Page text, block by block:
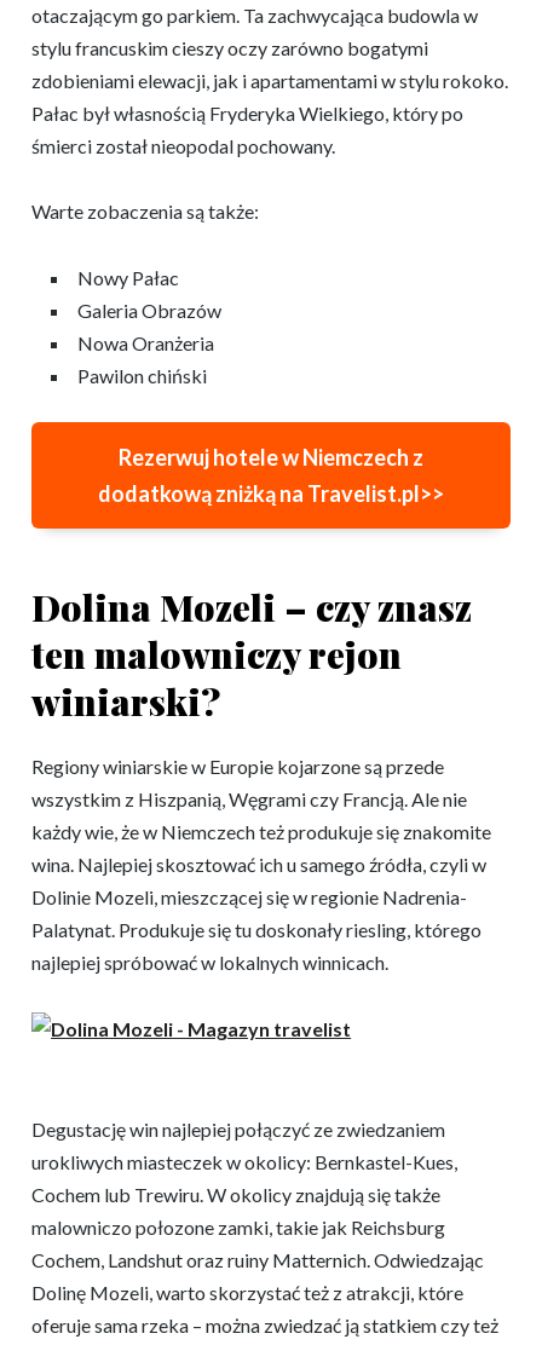
otaczającym go parkiem. Ta zachwycająca budowla w
stylu francuskim cieszy oczy zarówno bogatymi
zdobieniami elewacji, jak i apartamentami w stylu rokoko.
Pałac był własnością Fryderyka Wielkiego, który po
śmierci został nieopodal pochowany.
Warte zobaczenia są także:
Nowy Pałac
Galeria Obrazów
Nowa Oranżeria
Pawilon chiński
Rezerwuj hotele w Niemczech z
dodatkową zniżką na Travelist.pl>>
Dolina Mozeli – czy znasz
ten malowniczy rejon
winiarski?
Regiony winiarskie w Europie kojarzone są przede
wszystkim z Hiszpanią, Węgrami czy Francją. Ale nie
każdy wie, że w Niemczech też produkuje się znakomite
wina. Najlepiej skosztować ich u samego źródła, czyli w
Dolinie Mozeli, mieszczącej się w regionie Nadrenia-
Palatynat. Produkuje się tu doskonały riesling, którego
najlepiej spróbować w lokalnych winnicach.
Degustację win najlepiej połączyć ze zwiedzaniem
urokliwych miasteczek w okolicy: Bernkastel-Kues,
Cochem lub Trewiru. W okolicy znajdują się także
malowniczo połozone zamki, takie jak Reichsburg
Cochem, Landshut oraz ruiny Matternich. Odwiedzając
Dolinę Mozeli, warto skorzystać też z atrakcji, które
oferuje sama rzeka – można zwiedzać ją statkiem czy też